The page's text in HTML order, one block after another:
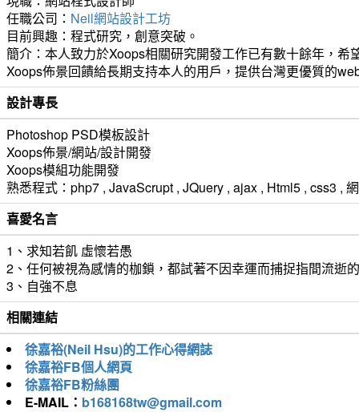
任職公司： Neil網站設計工坊
目前興趣：程式研究，創意突破。
簡介：本人致力於Xoops相關研究開發工作已有數十餘年，
Xoops佈景回饋給長期支持本人的用戶，提供台灣更優質的
設計專長
Photoshop PSD模板設計
Xoops佈景/網站/設計開發
Xoops模組功能開發
熟悉程式：php7 , JavaScrupt , JQuery , ajax , Html5 , css3 ,
喜愛名言
1、求知若飢 虛懷若愚
2、任何被視為感情的枷鎖，都試著不因幸運而捕捉指間流逝
3、自強不息
相關連結
徐嘉裕(Neil Hsu)的工作心得網誌
徐嘉裕FB個人網頁
徐嘉裕FB粉絲團
E-MAIL： b168168tw@gmail.com